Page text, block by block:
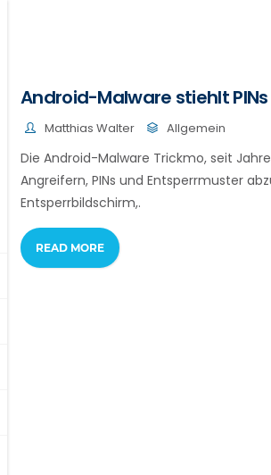
Android-Malware stiehlt
Matthias Walter Allgemein
Die Android-Malware Trickmo, seit
Angreifern, PINs und Entsperrmuster
Entsperrbildschirm,.
READ MORE